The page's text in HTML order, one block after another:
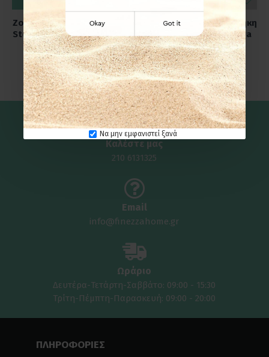
Να μην εμφανιστεί ξανά
Zone Denmark Ποτηροθήκη
Stoneware Ø8,3x10,3 - Ume
Black
24,95€
Zone Denmark Ποτηροθήκη
Stoneware Ø8x10 - Nova
One Black
24,95€
Καλέστε μας
210 6131325
Email
info@finezzahome.gr
Ωράριο
Δευτέρα-Τετάρτη-Σαββάτο: 09:00 - 15:30
Τρίτη-Πέμπτη-Παρασκευή: 09:00 - 20:00
ΠΛΗΡΟΦΟΡΙΕΣ